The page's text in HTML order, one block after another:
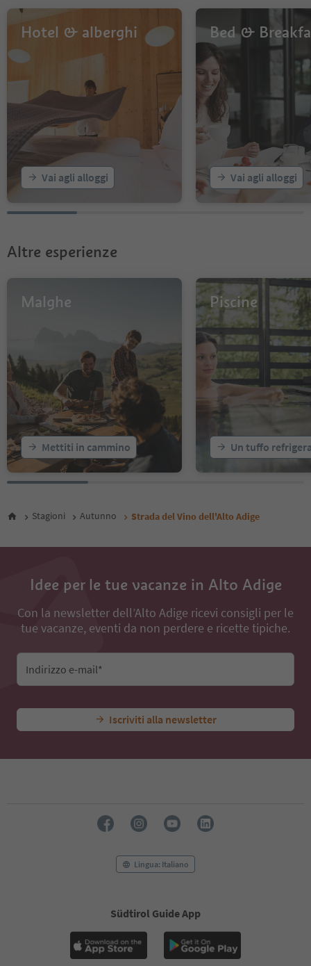
Hotel & alberghi
Vai agli alloggi
Bed &
Vai agli alloggi
Altre esperienze
Malghe
Mettiti in cammino
Piscine
Un tuffo
Stagioni Autunno Strada del Vino dell'Alto Adige
Idee per le tue vacanze in Alto Adige
Con la newsletter dell’Alto Adige ricevi consigli per le
tue vacanze, eventi da non perdere e ricette tipiche.
Indirizzo e-mail*
Iscriviti alla newsletter
Lingua: Italiano
Südtirol Guide App